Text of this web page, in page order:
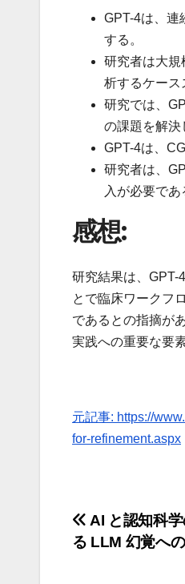
GPT-4は、連
する。
研究者は大規
析するケース
研究では、
の課題を解決
GPT-4は、
研究者は、
入が必要であ
感想:
研究結果は、GPT-
とで臨床ワークフ
であるとの指摘が
実践への重要な要
元記事: https://
for-refinement.aspx
投
稿
AI と認知科
る LLM 幻覚へ